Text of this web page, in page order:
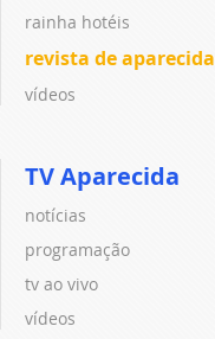
rainha hotéis
revista de aparecida
vídeos
TV Aparecida
notícias
programação
tv ao vivo
vídeos